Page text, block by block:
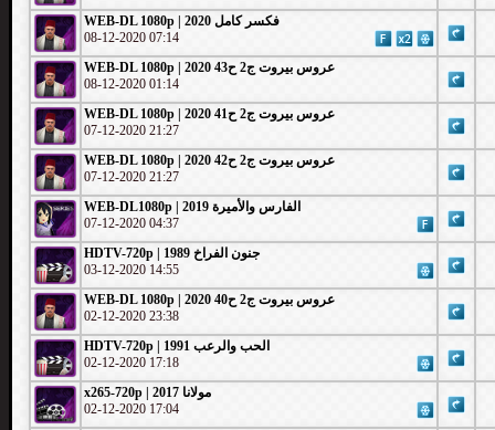
WEB-DL 1080p | 2020 فكسر كامل
08-12-2020 07:14
WEB-DL 1080p | 2020 عروس بيروت ج2 ح43
08-12-2020 01:14
WEB-DL 1080p | 2020 عروس بيروت ج2 ح41
07-12-2020 21:27
WEB-DL 1080p | 2020 عروس بيروت ج2 ح42
07-12-2020 21:27
WEB-DL1080p | 2019 الفارس والأميرة
07-12-2020 04:37
HDTV-720p | جنون الفراخ 1989
03-12-2020 14:55
WEB-DL 1080p | 2020 عروس بيروت ج2 ح40
02-12-2020 23:38
HDTV-720p | الحب والرعب 1991
02-12-2020 17:18
x265-720p | مولانا 2017
02-12-2020 17:04